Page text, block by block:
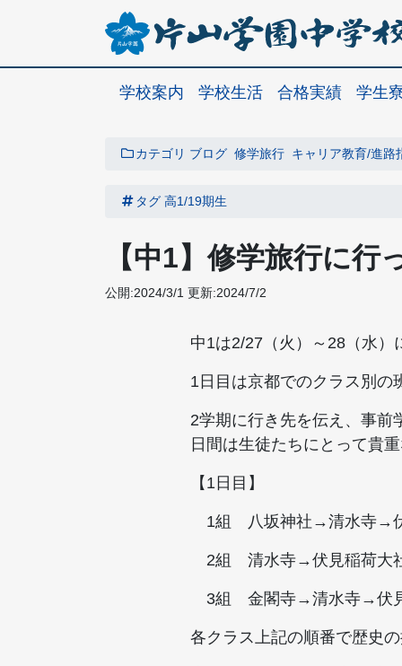
学校案内 学校生活 合格実績 学生
カテゴリ ブログ 修学旅行 キャリア教育/進路
タグ 高1/19期生
【中1】修学旅行に行
公開:2024/3/1 更新:2024/7/2
中1は2/27（火）～28（水
1日目は京都でのクラス別の
2学期に行き先を伝え、事前
日間は生徒たちにとって貴
【1日目】
1組 八坂神社→清水寺→
2組 清水寺→伏見稲荷大
3組 金閣寺→清水寺→伏
各クラス上記の順番で歴史